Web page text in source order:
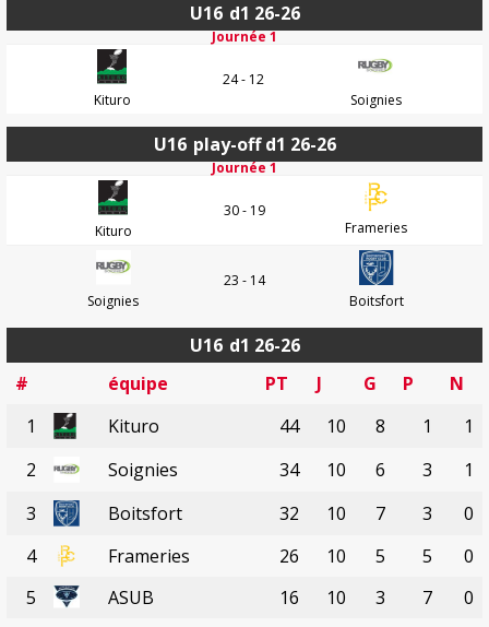
U16 d1 26-26
Journée 1
Kituro
24 - 12
Soignies
U16 play-off d1 26-26
Journée 1
Kituro
30 - 19
Frameries
Soignies
23 - 14
Boitsfort
U16 d1 26-26
#
équipe PT J G P
N
1
Kituro 44 10 8 1
1
2
Soignies 34 10 6 3
1
3
Boitsfort 32 10 7 3
0
4
Frameries 26 10 5 5
0
5
ASUB 16 10 3 7 0